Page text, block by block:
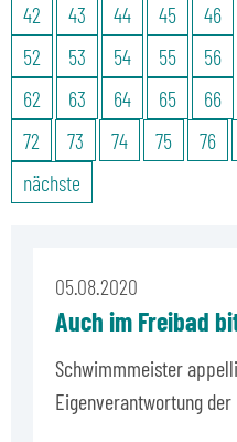
42
43 44 45 46
52
53 54 55 56
62
63 64 65 66
72
73 74 75 76
nächste
05.08.2020
Auch im Freibad
Schwimmmeister
Eigenverantwortung der